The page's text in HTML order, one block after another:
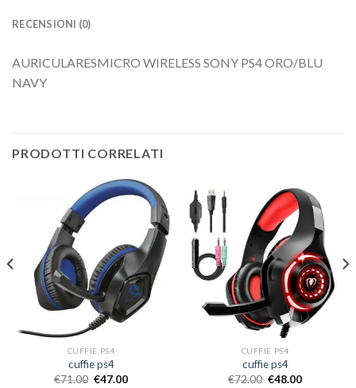
RECENSIONI (0)
AURICULARESMICRO WIRELESS SONY PS4 ORO/BLU
NAVY
PRODOTTI CORRELATI
CUFFIE PS4
cuffie ps4
€71.00 €47.00
CUFFIE PS4
cuffie ps4
€72.00 €48.00